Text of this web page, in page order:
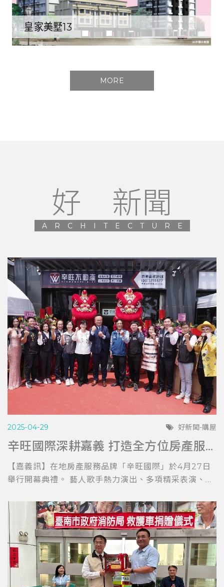
皇家美墅13
MORE
好 新聞
ARCHITECTURE
2025-04-29 好新聞-購屋
辛旺國際深耕嘉義 打造全方位房產服務平台 與在地青年共創希望藍圖
【嘉義訊】在地房產服務品牌「辛旺國際」於4月27日
舉行開幕典禮。 藝人歌手熱力演出、多項精采表演、...